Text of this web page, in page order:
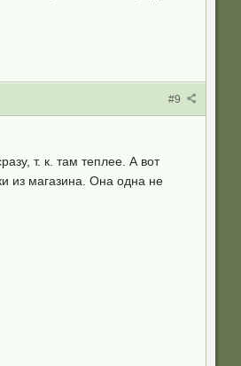
#9
т. к. там теплее. А вот
из магазина. Она одна не